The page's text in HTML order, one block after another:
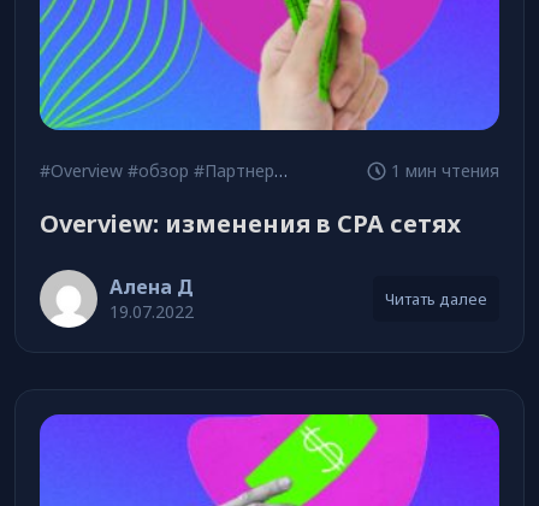
#Overview #обзор #Партнерские сети 1 мин чтения
Overview: изменения в CPA сетях
Алена Д
19.07.2022
Читать далее